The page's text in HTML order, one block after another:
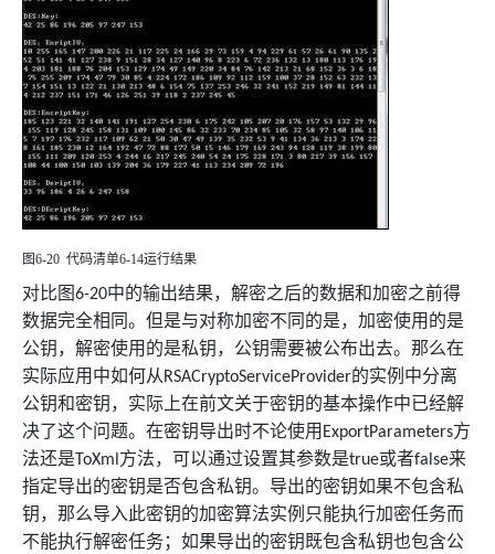
图6-20 代码清单6-14运行结果
对比图6-20中的输出结果，解密之后的数据和加密之前得
数据完全相同。但是与对称加密不同的是，加密使用的是
公钥，解密使用的是私钥，公钥需要被公布出去。那么在
实际应用中如何从 RSACryptoServiceProvider的实例中分离
公钥和密钥，实际上在前文关于密钥的基本操作中已经解
决了这个问题。在密钥导出时不论使用 ExportParameters方
法还是ToXml 方法，可以通过设置其参数是true或者false来
指定导出的密钥是否包含私钥。导出的密钥如果不包含私
钥，那么导入此密钥的加密算法实例只能执行加密任务而
不能执行解密任务；如果导出的密钥既包含私钥也包含公